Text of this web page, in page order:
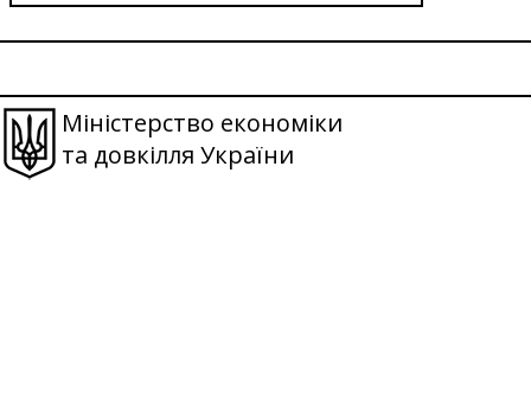
Міністерство економіки
та довкілля України